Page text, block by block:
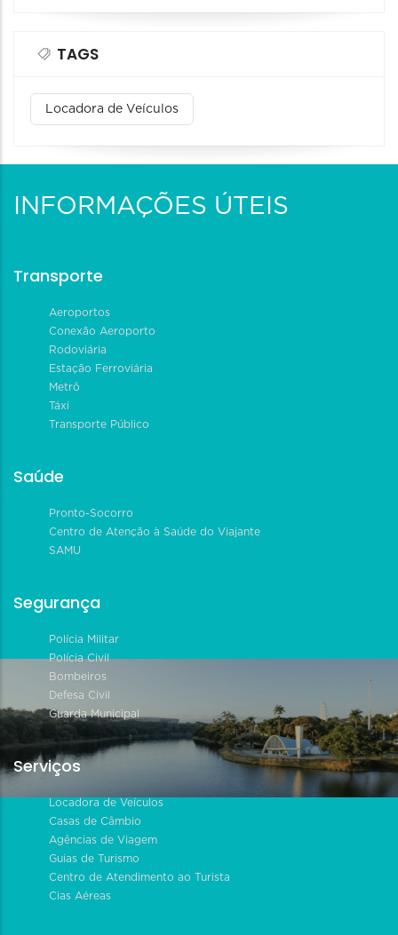
TAGS
Locadora de Veículos
INFORMAÇÕES ÚTEIS
Transporte
Aeroportos
Conexão Aeroporto
Rodoviária
Estação Ferroviária
Metrô
Táxi
Transporte Público
Saúde
Pronto-Socorro
Centro de Atenção à Saúde do Viajante
SAMU
Segurança
Polícia Militar
Polícia Civil
Bombeiros
Defesa Civil
Guarda Municipal
Serviços
Locadora de Veículos
Casas de Câmbio
Agências de Viagem
Guias de Turismo
Centro de Atendimento ao Turista
Cias Aéreas